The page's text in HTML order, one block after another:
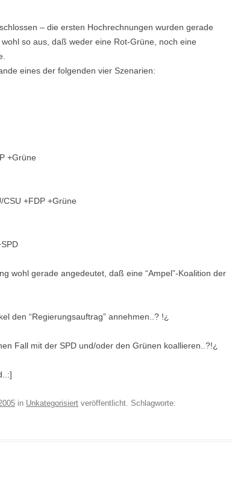
– die ersten Hochrechnungen wurden gerade
so aus, daß weder eine Rot-Grüne, noch eine
eines der folgenden vier Szenarien:
+Grüne
CSU +FDP +Grüne
wohl gerade angedeutet, daß eine “Ampel”-Koalition der
den “Regierungsauftrag” annehmen..? !¿
Fall mit der SPD und/oder den Grünen koallieren..?!¿
in Unkategorisiert veröffentlicht. Schlagworte: